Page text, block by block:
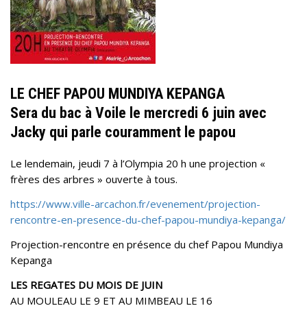
LE CHEF PAPOU MUNDIYA KEPANGA
Sera du bac à Voile le mercredi 6 juin avec
Jacky qui parle couramment le papou
Le lendemain, jeudi 7 à l’Olympia 20 h une projection «
frères des arbres » ouverte à tous.
https://www.ville-arcachon.fr/evenement/projection-
rencontre-en-presence-du-chef-papou-mundiya-kepanga/
Projection-rencontre en présence du chef Papou Mundiya
Kepanga
LES REGATES DU MOIS DE JUIN
AU MOULEAU LE 9 ET AU MIMBEAU LE 16